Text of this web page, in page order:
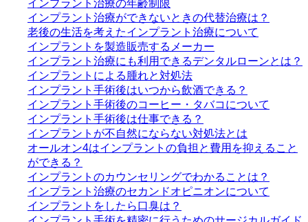
インプラント治療の年齢制限
インプラント治療ができないときの代替治療は？
老後の生活を考えたインプラント治療について
インプラントを製造販売するメーカー
インプラント治療にも利用できるデンタルローンとは？
インプラントによる腫れと対処法
インプラント手術後はいつから飲酒できる？
インプラント手術後のコーヒー・タバコについて
インプラント手術後は仕事できる？
インプラントが不自然にならない対処法とは
オールオン4はインプラントの負担と費用を抑えること
ができる？
インプラントのカウンセリングでわかることは？
インプラント治療のセカンドオピニオンについて
インプラントをしたら口臭は？